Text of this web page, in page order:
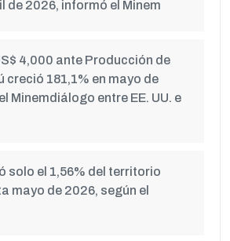
de 2026, informó el Minem
4,000 ante Producción de
creció 181,1% en mayo de
Minemdiálogo entre EE. UU. e
solo el 1,56% del territorio
mayo de 2026, según el